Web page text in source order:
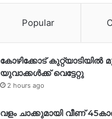
Popular
കോഴിക്കോട് കുറ്റ്യാടിയിൽ
യുവാക്കൾക്ക് വെട്ടേറ്റു
2 hours ago
വളം ചാക്കുമായി വീണ്